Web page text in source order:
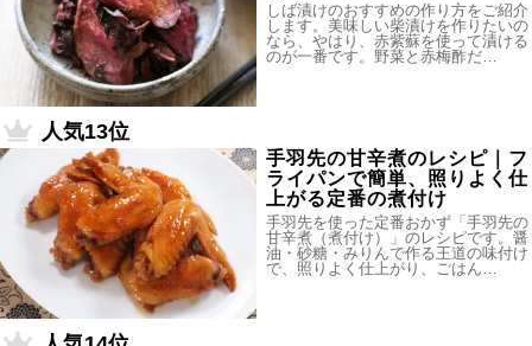
しば漬けのおすすめの作り方をご紹介
します。美味しい柴漬けを作りたいの
なら、やはり、赤紫蘇を使って漬ける
のが一番です。野菜と赤梅酢だ…
人気13位
手羽先の甘辛煮のレシピ｜フ
ライパンで簡単、照りよく仕
上がる定番の煮付け
手羽先を使った定番おかず「手羽先の
甘辛煮（煮付け）」のレシピです。醤
油・砂糖・みりんで作る王道の味付け
で、照りよく仕上がり、ごはん…